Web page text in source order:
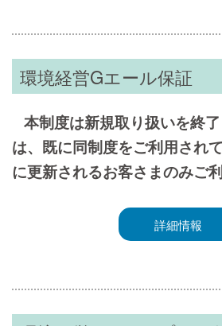
環境経営Gエール保証
本制度は新規取り扱いを終
は、既に同制度をご利用され
に更新されるお客さまのみご
詳細情報